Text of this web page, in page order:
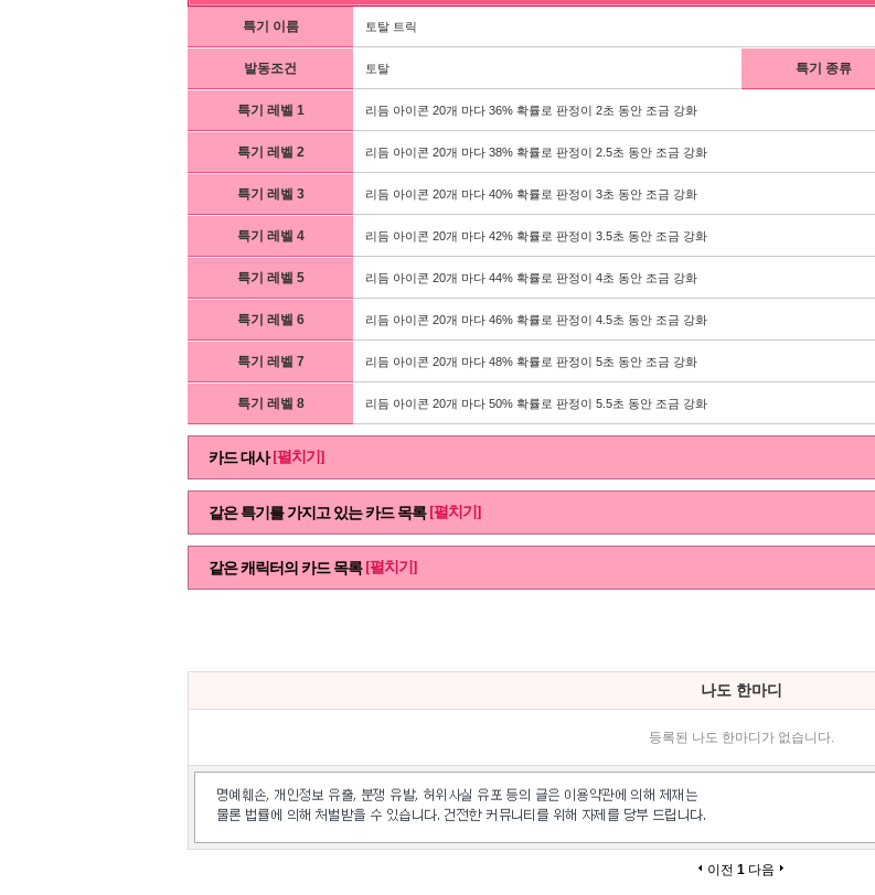
특기 이름 토탈 트릭
발동조건 토탈 특기 종류
특기 레벨 1 리듬 아이콘 20개 마다 36% 확률로 판정이 2초 동안 조금 강화
특기 레벨 2 리듬 아이콘 20개 마다 38% 확률로 판정이 2.5초 동안 조금 강화
특기 레벨 3 리듬 아이콘 20개 마다 40% 확률로 판정이 3초 동안 조금 강화
특기 레벨 4 리듬 아이콘 20개 마다 42% 확률로 판정이 3.5초 동안 조금 강화
특기 레벨 5 리듬 아이콘 20개 마다 44% 확률로 판정이 4초 동안 조금 강화
특기 레벨 6 리듬 아이콘 20개 마다 46% 확률로 판정이 4.5초 동안 조금 강화
특기 레벨 7 리듬 아이콘 20개 마다 48% 확률로 판정이 5초 동안 조금 강화
특기 레벨 8 리듬 아이콘 20개 마다 50% 확률로 판정이 5.5초 동안 조금 강화
카드 대사 [펼치기]
같은 특기를 가지고 있는 카드 목록 [펼치기]
같은 캐릭터의 카드 목록 [펼치기]
나도 한마디
등록된 나도 한마디가 없습니다.
이전 1 다음